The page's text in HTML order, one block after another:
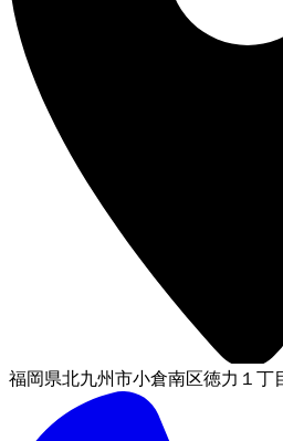
福岡県北九州市小倉南区徳力１丁